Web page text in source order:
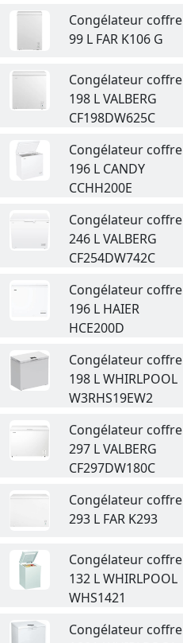
Congélateur coffre
99 L FAR K106 G
Congélateur coffre
198 L VALBERG
CF198DW625C
Congélateur coffre
196 L CANDY
CCHH200E
Congélateur coffre
246 L VALBERG
CF254DW742C
Congélateur coffre
196 L HAIER
HCE200D
Congélateur coffre
198 L WHIRLPOOL
W3RHS19EW2
Congélateur coffre
297 L VALBERG
CF297DW180C
Congélateur coffre
293 L FAR K293
Congélateur coffre
132 L WHIRLPOOL
WHS1421
Congélateur coffre